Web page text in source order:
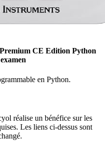
CE Edition Python
en Python.
réalise un bénéfice sur les
Les liens ci-dessus sont